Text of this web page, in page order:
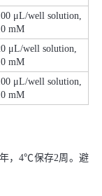
μL/well solution,
mM
μL/well solution,
mM
μL/well solution,
mM
，4℃保存2周。避